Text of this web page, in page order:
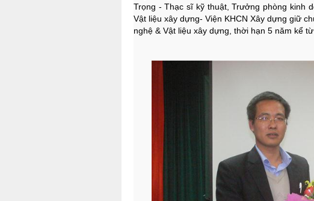
Trọng - Thạc sĩ kỹ thuật, Trưởng phòng kinh
Vật liệu xây dựng- Viện KHCN Xây dựng giữ
nghệ & Vật liệu xây dựng, thời hạn 5 năm kể